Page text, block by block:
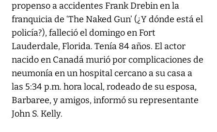
propenso a accidentes Frank Drebin en la
franquicia de ‘The Naked Gun’ (¿Y dónde está el
policía?), falleció el domingo en Fort
Lauderdale, Florida. Tenía 84 años. El actor
nacido en Canadá murió por complicaciones de
neumonía en un hospital cercano a su casa a
las 5:34 p.m. hora local, rodeado de su esposa,
Barbaree, y amigos, informó su representante
John S. Kelly.